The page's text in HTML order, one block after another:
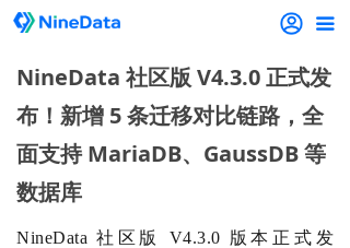
끀
NineData 社区版 V4.3.0 正式发
布！新增 5 条迁移对比链路，全
面支持 MariaDB、GaussDB 等
数据库
NineData 社区版 V4.3.0 版本正式发